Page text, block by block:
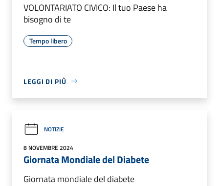
VOLONTARIATO CIVICO: Il tuo Paese ha
bisogno di te
Tempo libero
LEGGI DI PIÙ
NOTIZIE
8 NOVEMBRE 2024
Giornata Mondiale del Diabete
Giornata mondiale del diabete